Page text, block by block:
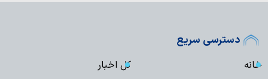
دسترسی سریع
خانه
کل اخبار